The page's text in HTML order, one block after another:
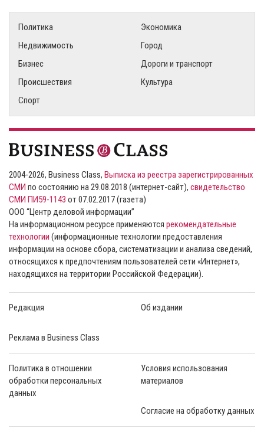
Политика
Экономика
Недвижимость
Город
Бизнес
Дороги и транспорт
Происшествия
Культура
Спорт
2004-2026, Business Class, Выписка из реестра зарегистрированных
СМИ по состоянию на 29.08.2018 (интернет-сайт), свидетельство
СМИ ПИ59-1143 от 07.02.2017 (газета)
ООО “Центр деловой информации”
На информационном ресурсе применяются рекомендательные
технологии (информационные технологии предоставления
информации на основе сбора, систематизации и анализа сведений,
относящихся к предпочтениям пользователей сети «Интернет»,
находящихся на территории Российской Федерации).
Редакция Об издании
Реклама в Business Class
Политика в отношении
обработки персональных
данных
Условия использования
материалов
Согласие на обработку данных